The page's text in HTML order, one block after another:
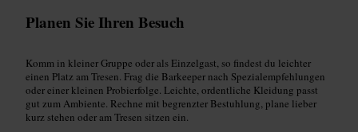
Planen Sie Ihren Besuch
Komm in kleiner Gruppe oder als Einzelgast, so findest du leichter
einen Platz am Tresen. Frag die Barkeeper nach Spezialempfehlungen
oder einer kleinen Probierfolge. Leichte, ordentliche Kleidung passt
gut zum Ambiente. Rechne mit begrenzter Bestuhlung, plane lieber
kurz stehen oder am Tresen sitzen ein.